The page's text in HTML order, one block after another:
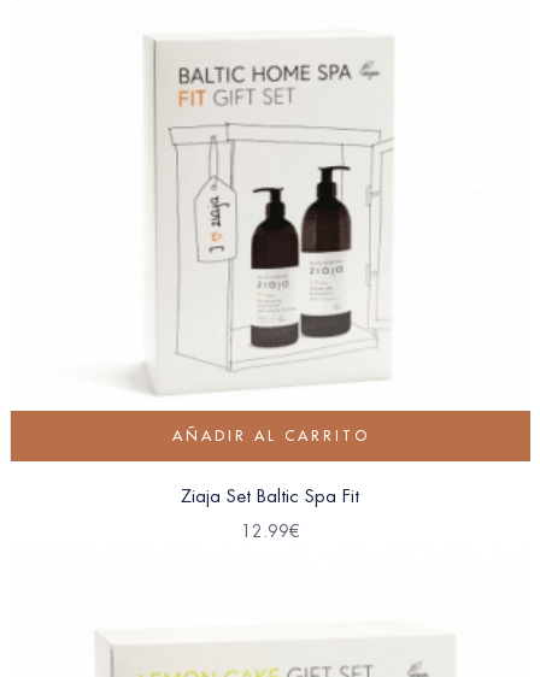
AÑADIR AL CARRITO
Ziaja Set Baltic Spa Fit
12.99€